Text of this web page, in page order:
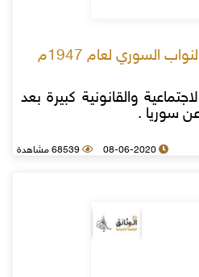
لعام 1947م
والقانونية كبيرة بعد
سوريا .
08-06-2020 68539 مشاهدة